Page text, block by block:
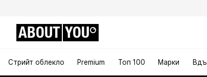
ABOUT YOU
Стрийт облекло Premium Топ 100 Марки